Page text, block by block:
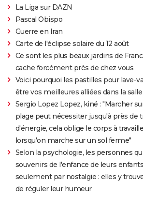
La Liga sur DAZN
Pascal Obispo
Guerre en Iran
Carte de l'éclipse solaire du 12 août
Ce sont les plus beaux jardins de
cache forcément près de chez vous
Voici pourquoi les pastilles pour lave-
être vos meilleures alliées dans la
Sergio Lopez Lopez, kiné : "Marcher
plage peut nécessiter jusqu'à près de
d'énergie, cela oblige le corps à
lorsqu'on marche sur un sol ferme"
Selon la psychologie, les personnes
souvenirs de l'enfance de leurs
seulement par nostalgie : elles y
de réguler leur humeur